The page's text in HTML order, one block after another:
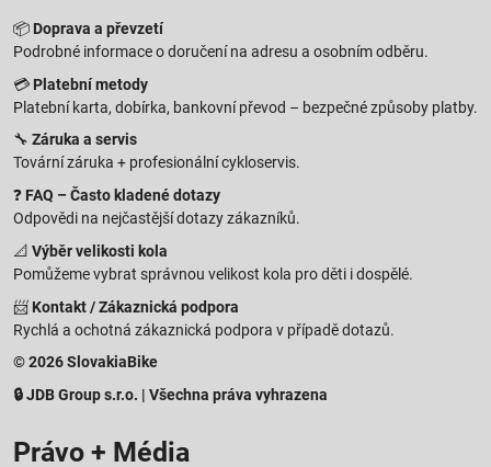
📦 Doprava a převzetí
Podrobné informace o doručení na adresu a osobním odběru.
💳 Platební metody
Platební karta, dobírka, bankovní převod – bezpečné způsoby platby.
🔧 Záruka a servis
Tovární záruka + profesionální cykloservis.
❓ FAQ – Často kladené dotazy
Odpovědi na nejčastější dotazy zákazníků.
📐 Výběr velikosti kola
Pomůžeme vybrat správnou velikost kola pro děti i dospělé.
📨 Kontakt / Zákaznická podpora
Rychlá a ochotná zákaznická podpora v případě dotazů.
© 2026 SlovakiaBike
🔒 JDB Group s.r.o. | Všechna práva vyhrazena
Právo + Média